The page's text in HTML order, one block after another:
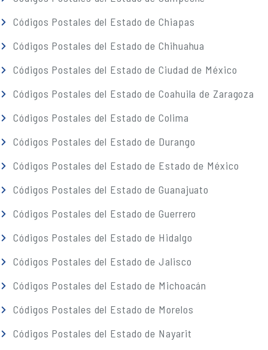
Códigos Postales del Estado de Chiapas
Códigos Postales del Estado de Chihuahua
Códigos Postales del Estado de Ciudad de México
Códigos Postales del Estado de Coahuila de Zaragoza
Códigos Postales del Estado de Colima
Códigos Postales del Estado de Durango
Códigos Postales del Estado de Estado de México
Códigos Postales del Estado de Guanajuato
Códigos Postales del Estado de Guerrero
Códigos Postales del Estado de Hidalgo
Códigos Postales del Estado de Jalisco
Códigos Postales del Estado de Michoacán
Códigos Postales del Estado de Morelos
Códigos Postales del Estado de Nayarit